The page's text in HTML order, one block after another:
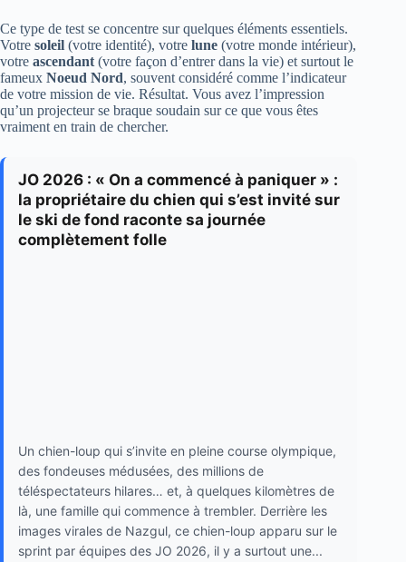
Ce type de test se concentre sur quelques éléments essentiels.
Votre soleil (votre identité), votre lune (votre monde intérieur),
votre ascendant (votre façon d’entrer dans la vie) et surtout le
fameux Noeud Nord, souvent considéré comme l’indicateur
de votre mission de vie. Résultat. Vous avez l’impression
qu’un projecteur se braque soudain sur ce que vous êtes
vraiment en train de chercher.
JO 2026 : « On a commencé à paniquer » :
la propriétaire du chien qui s’est invité sur
le ski de fond raconte sa journée
complètement folle
Un chien-loup qui s’invite en pleine course olympique,
des fondeuses médusées, des millions de
téléspectateurs hilares… et, à quelques kilomètres de
là, une famille qui commence à trembler. Derrière les
images virales de Nazgul, ce chien-loup apparu sur le
sprint par équipes des JO 2026, il y a surtout une...